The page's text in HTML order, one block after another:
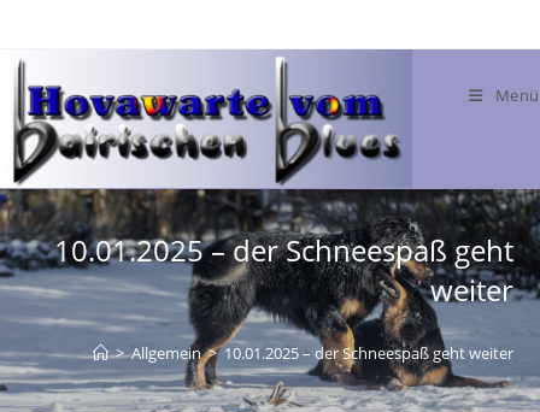
Menü
10.01.2025 – der Schneespaß geht
weiter
> Allgemein > 10.01.2025 – der Schneespaß geht weiter